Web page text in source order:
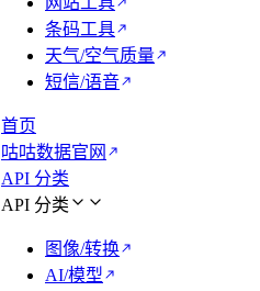
条码工具
天气/空气质量
短信/语音
首页
咕咕数据官网
API 分类
API 分类
图像/转换
AI/模型